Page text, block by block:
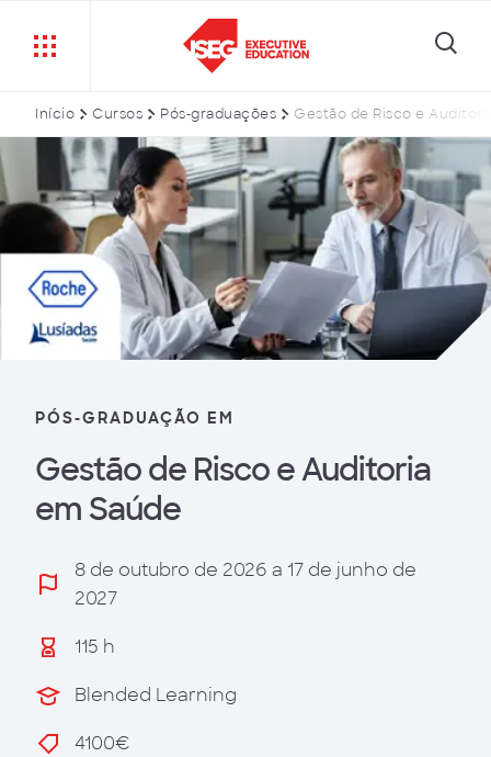
Início Cursos Pós-graduações Gestão de Risco e
PÓS-GRADUAÇÃO EM
Gestão de Risco e Auditoria
em Saúde
8 de outubro de 2026 a 17 de junho de
2027
115 h
Blended Learning
4100€